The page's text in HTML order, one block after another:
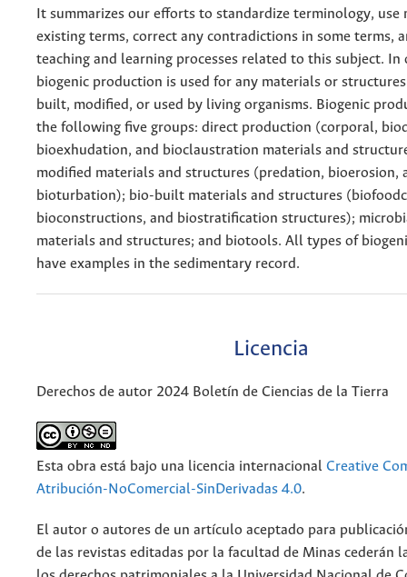
It summarizes our efforts to standardize terminology, use
existing terms, correct any contradictions in some terms,
teaching and learning processes related to this subject. In
biogenic production is used for any materials or
built, modified, or used by living organisms. Biogenic
the following five groups: direct production (corporal,
bioexhudation, and bioclaustration materials and
modified materials and structures (predation, bioerosion,
bioturbation); bio-built materials and structures
bioconstructions, and biostratification structures);
materials and structures; and biotools. All types of
have examples in the sedimentary record.
Licencia
Derechos de autor 2024 Boletín de Ciencias de la Tierra
Esta obra está bajo una licencia internacional Creative
Atribución-NoComercial-SinDerivadas 4.0.
El autor o autores de un artículo aceptado para
de las revistas editadas por la facultad de Minas cederán